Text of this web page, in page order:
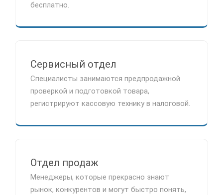
бесплатно.
Сервисный отдел
Специалисты занимаются предпродажной
проверкой и подготовкой товара,
регистрируют кассовую технику в налоговой.
Отдел продаж
Менеджеры, которые прекрасно знают
рынок, конкурентов и могут быстро понять,